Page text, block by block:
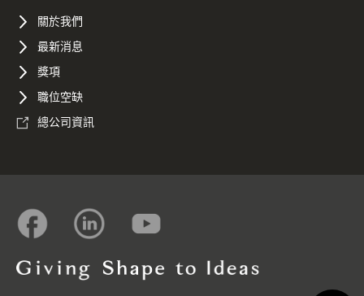
關於我們
最新消息
獎項
職位空缺
總公司資訊